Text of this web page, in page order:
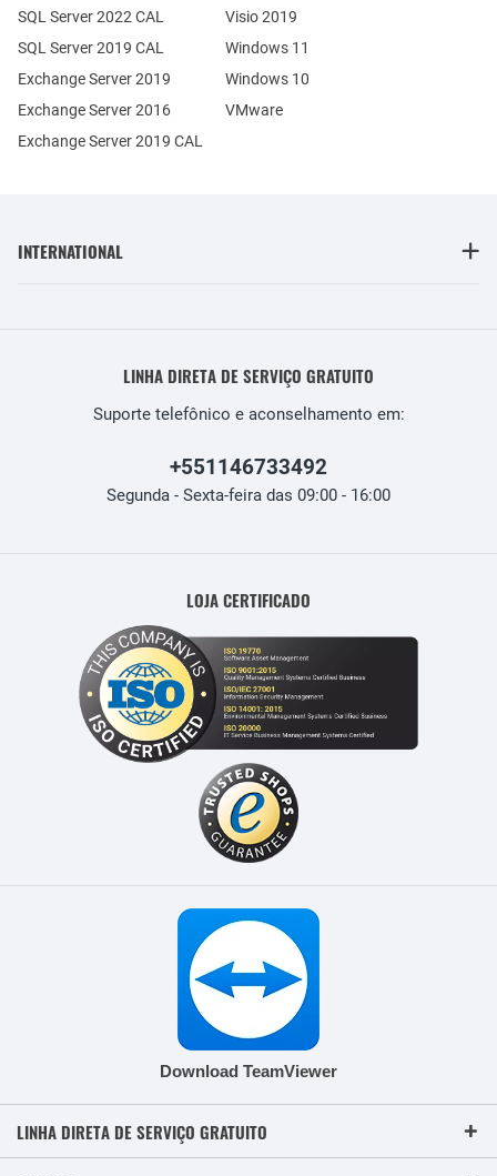
Exchange Server 2019
Exchange Server 2016
SQL Server 2022 CAL
SQL Server 2019 CAL
Exchange Server 2019 CAL
Visio 2019
Windows 11
Windows 10
VMware
INTERNATIONAL
LINHA DIRETA DE SERVIÇO GRATUITO
Suporte telefônico e aconselhamento em:
+551146733492
Segunda - Sexta-feira das 09:00 - 16:00
LOJA CERTIFICADO
Download TeamViewer
LINHA DIRETA DE SERVIÇO GRATUITO